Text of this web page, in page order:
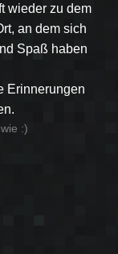
wieder zu dem
an dem sich
Spaß haben
Erinnerungen
:)